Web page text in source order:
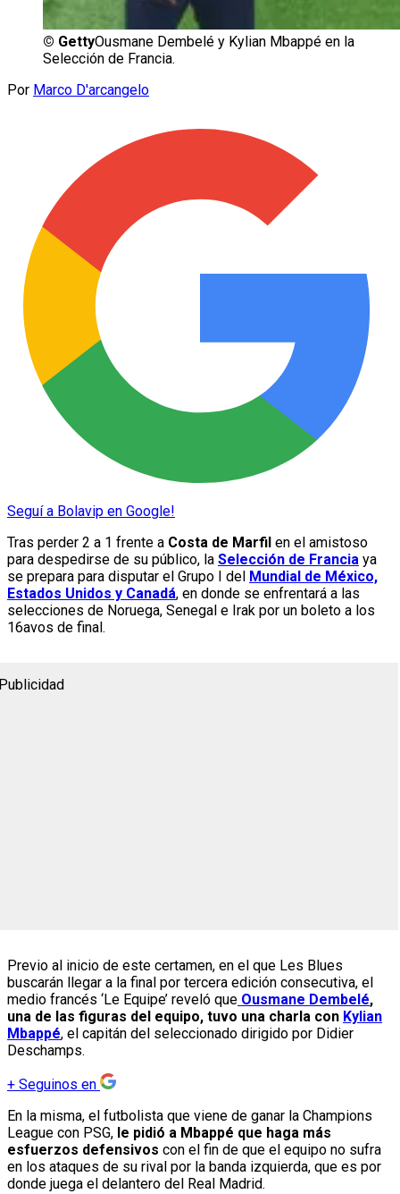
© GettyOusmane Dembelé y Kylian Mbappé en la
Selección de Francia.
Por Marco D'arcangelo
Seguí a Bolavip en Google!
Tras perder 2 a 1 frente a Costa de Marfil en el amistoso
para despedirse de su público, la Selección de Francia ya
se prepara para disputar el Grupo I del Mundial de México,
Estados Unidos y Canadá, en donde se enfrentará a las
selecciones de Noruega, Senegal e Irak por un boleto a los
16avos de final.
Previo al inicio de este certamen, en el que Les Blues
buscarán llegar a la final por tercera edición consecutiva, el
medio francés ‘Le Equipe’ reveló que Ousmane Dembelé,
una de las figuras del equipo, tuvo una charla con Kylian
Mbappé, el capitán del seleccionado dirigido por Didier
Deschamps.
+ Seguinos en
En la misma, el futbolista que viene de ganar la Champions
League con PSG, le pidió a Mbappé que haga más
esfuerzos defensivos con el fin de que el equipo no sufra
en los ataques de su rival por la banda izquierda, que es por
donde juega el delantero del Real Madrid.